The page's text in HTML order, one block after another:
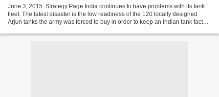
June 3, 2015: Strategy Page India continues to have problems with its tank
fleet. The latest disaster is the low readiness of the 120 locally designed
Arjun tanks the army was forced to buy in order to keep an Indian tank factory